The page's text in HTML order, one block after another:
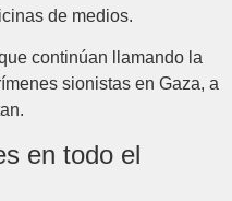
de medios.
continúan llamando la
sionistas en Gaza, a
en todo el